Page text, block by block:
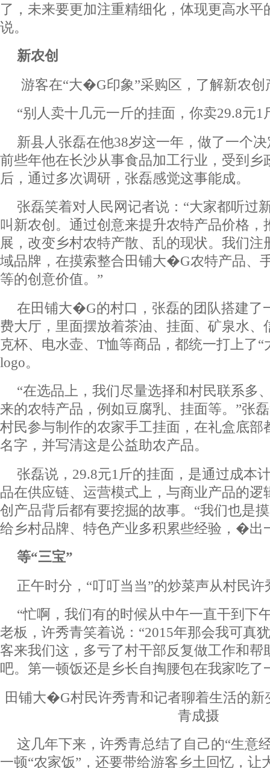
了，未来要更加注重精细化，体现更高水平
说。
新农创
游客在“大�G印象”采购区，了解新农
“别人卖十几元一斤的挂面，你卖29.8元1
新县人张磊在他38岁这一年，做了一个
前些年他在长沙从事食品加工行业，受到乡
后，通过多次调研，张磊感觉这事能成。
张磊笑着对人民网记者说：“大家都听过
叫新农创。通过创意来提升农特产品价格，
展，改变乡村农特产散、乱的现状。我们注
域品牌，在摸索整合田铺大�G农特产品、
等的创意价值。”
在田铺大�G的村口，张磊的团队搭建了
费大厅，里面摆放着茶油、挂面、矿泉水、
克杯、电水壶、T恤等商品，都统一打上了
logo。
“在选品上，我们尽量选择和村民联系多
来的农特产品，例如豆腐乳、挂面等。”张
村民参与制作的农家手工挂面，在礼盒底部
名字，并写清这是公益助农产品。
张磊说，29.8元1斤的挂面，是通过成本
品在供应链、运营模式上，与商业产品的逻
创产品背后都有要挖掘的故事。“我们也是
给乡村品牌、特色产业多积累些经验，�出
等“三宝”
正午时分，“叮叮当当”的炒菜声从村民
“忙啊，我们有的时候从中午一直干到下
老板，许秀青笑着说：“2015年那会我可真
客来我们这，多亏了村干部反复做工作和帮
吧。第一顿饭还是乡长自掏腰包在我家吃了
田铺大�G村民许秀青和记者聊着生活的新
青成摄
这几年下来，许秀青总结了自己的“生意
一顿“农家饭”，还要带给游客乡土回忆，让